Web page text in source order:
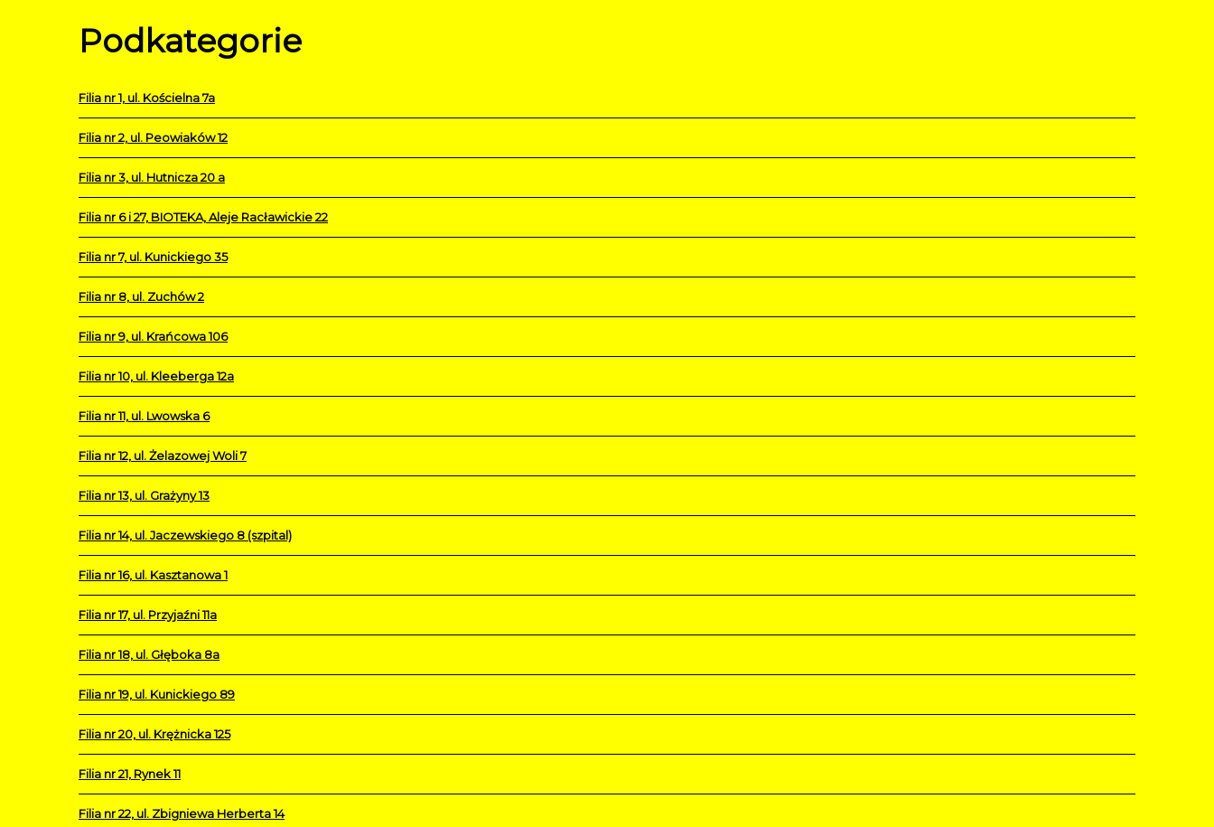
Podkategorie
Filia nr 1, ul. Kościelna 7a
Filia nr 2, ul. Peowiaków 12
Filia nr 3, ul. Hutnicza 20 a
Filia nr 6 i 27, BIOTEKA, Aleje Racławickie 22
Filia nr 7, ul. Kunickiego 35
Filia nr 8, ul. Zuchów 2
Filia nr 9, ul. Krańcowa 106
Filia nr 10, ul. Kleeberga 12a
Filia nr 11, ul. Lwowska 6
Filia nr 12, ul. Żelazowej Woli 7
Filia nr 13, ul. Grażyny 13
Filia nr 14, ul. Jaczewskiego 8 (szpital)
Filia nr 16, ul. Kasztanowa 1
Filia nr 17, ul. Przyjaźni 11a
Filia nr 18, ul. Głęboka 8a
Filia nr 19, ul. Kunickiego 89
Filia nr 20, ul. Krężnicka 125
Filia nr 21, Rynek 11
Filia nr 22, ul. Zbigniewa Herberta 14